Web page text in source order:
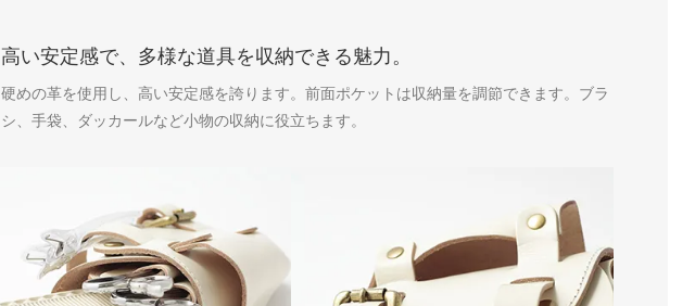
高い安定感で、多様な道具を収納できる魅力。
硬めの革を使用し、高い安定感を誇ります。前面ポケットは収納量を調節できます。ブラ
シ、手袋、ダッカールなど小物の収納に役立ちます。